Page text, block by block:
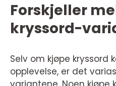
Forskjeller
kryssord-
Selv om kjøpe kryssord
opplevelse, er det